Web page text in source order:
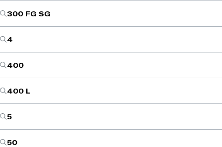
300 FG SG
4
400
400 L
5
50